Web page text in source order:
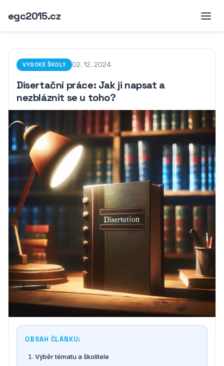
egc2015.cz
VYSOKÉ ŠKOLY 02. 12. 2024
Disertační práce: Jak ji napsat a
nezbláznit se u toho?
OBSAH ČLÁNKU:
Výběr tématu a školitele